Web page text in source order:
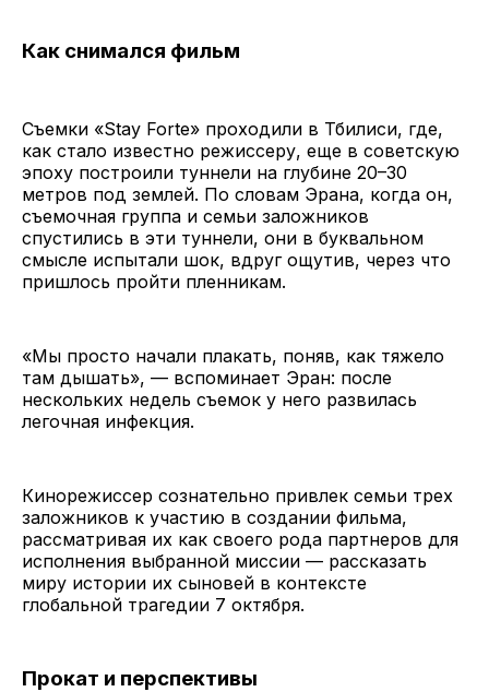
Как снимался фильм
Съемки «Stay Forte» проходили в Тбилиси, где,
как стало известно режиссеру, еще в советскую
эпоху построили туннели на глубине 20–30
метров под землей. По словам Эрана, когда он,
съемочная группа и семьи заложников
спустились в эти туннели, они в буквальном
смысле испытали шок, вдруг ощутив, через что
пришлось пройти пленникам.
«Мы просто начали плакать, поняв, как тяжело
там дышать», — вспоминает Эран: после
нескольких недель съемок у него развилась
легочная инфекция.
Кинорежиссер сознательно привлек семьи трех
заложников к участию в создании фильма,
рассматривая их как своего рода партнеров для
исполнения выбранной миссии — рассказать
миру истории их сыновей в контексте
глобальной трагедии 7 октября.
Прокат и перспективы